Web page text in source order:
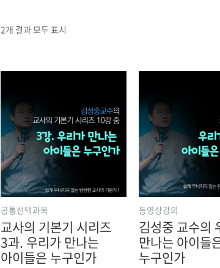
2개 결과 모두 표시
공통선택과목
교사의 기본기 시리즈
3과. 우리가 만나는
아이들은 누구인가
동영상강의
김성중 교수의
만나는 아이들
누구인가